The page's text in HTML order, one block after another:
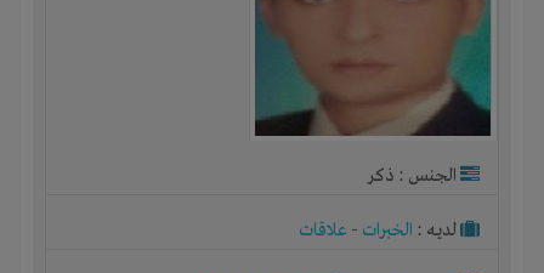
الجنس : ذكر
لديـه : الخبرات - علاقات